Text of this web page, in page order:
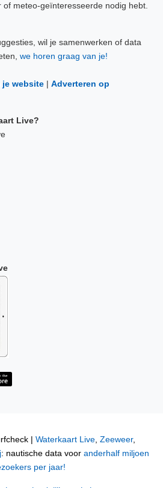
meteo-geïnteresseerde nodig hebt.
wil je samenwerken of data
we horen graag van je!
je website | Adverteren op
Live?
| Waterkaart Live, Zeeweer,
: nautische data voor anderhalf miljoen
per jaar!